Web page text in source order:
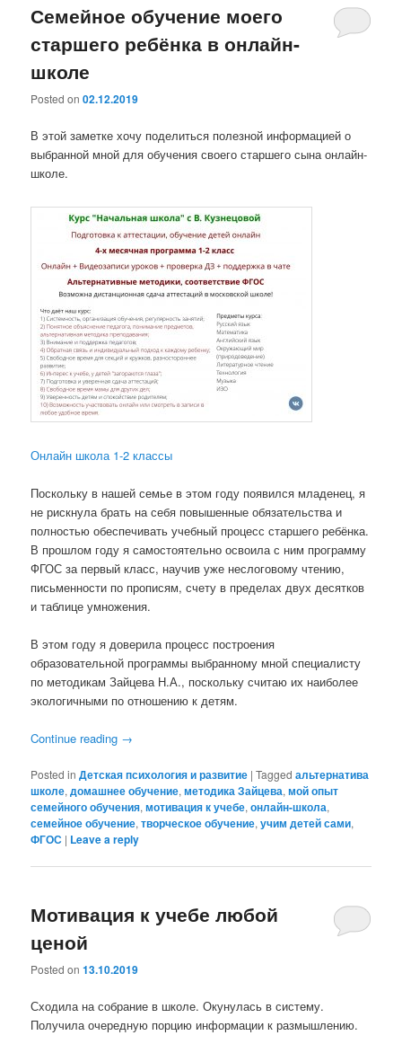
Семейное обучение моего
старшего ребёнка в онлайн-
школе
Posted on02.12.2019
В этой заметке хочу поделиться полезной информацией о
выбранной мной для обучения своего старшего сына онлайн-
школе.
Онлайн школа 1-2 классы
Поскольку в нашей семье в этом году появился младенец, я
не рискнула брать на себя повышенные обязательства и
полностью обеспечивать учебный процесс старшего ребёнка.
В прошлом году я самостоятельно освоила с ним программу
ФГОС за первый класс, научив уже неслоговому чтению,
письменности по прописям, счету в пределах двух десятков
и таблице умножения.
В этом году я доверила процесс построения
образовательной программы выбранному мной специалисту
по методикам Зайцева Н.А., поскольку считаю их наиболее
экологичными по отношению к детям.
Continue reading →
Posted in Детская психология и развитие |Tagged альтернатива
школе,домашнее обучение,методика Зайцева,мой опыт
семейного обучения,мотивация к учебе,онлайн-школа,
семейное обучение,творческое обучение,учим детей сами,
ФГОС | Leave a reply
Мотивация к учебе любой
ценой
Posted on13.10.2019
Сходила на собрание в школе. Окунулась в систему.
Получила очередную порцию информации к размышлению.